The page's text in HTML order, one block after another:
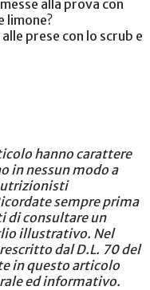
alla prova con
limone?
prese con lo scrub e
hanno carattere
in nessun modo a
sempre prima
di consultare un
illustrativo. Nel
dal D.L. 70 del
in questo articolo
ed informativo.